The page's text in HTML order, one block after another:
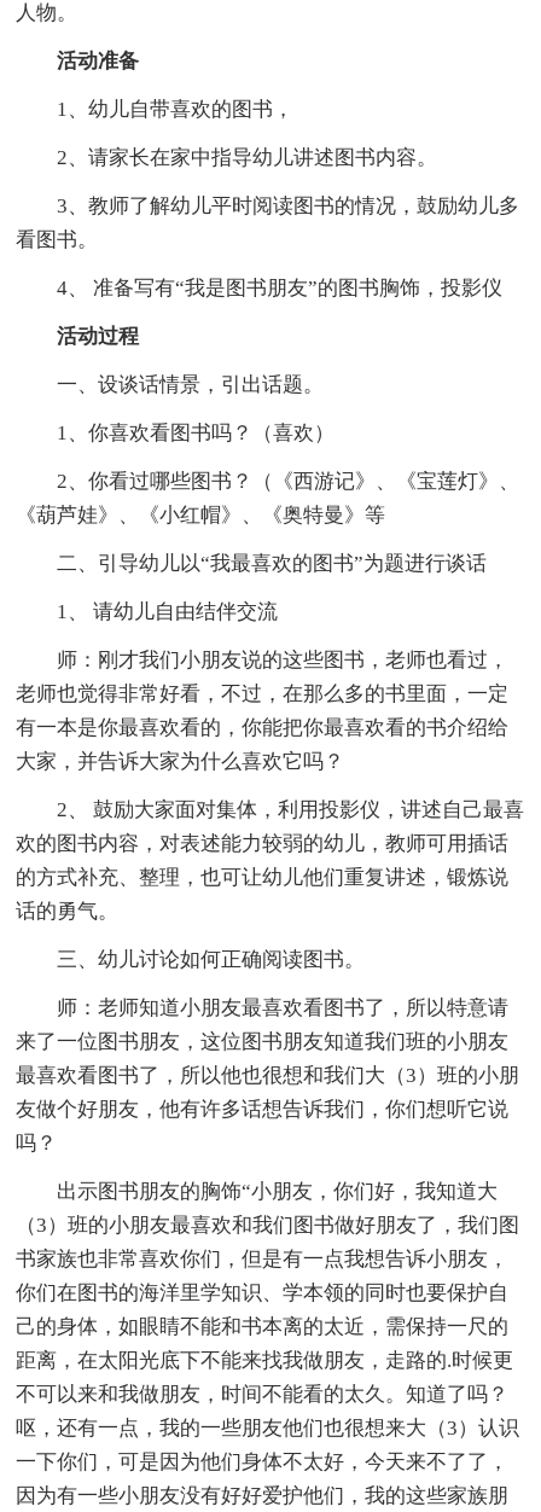
人物。
活动准备
1、幼儿自带喜欢的图书，
2、请家长在家中指导幼儿讲述图书内容。
3、教师了解幼儿平时阅读图书的情况，鼓励幼儿多
看图书。
4、 准备写有“我是图书朋友”的图书胸饰，投影仪
活动过程
一、设谈话情景，引出话题。
1、你喜欢看图书吗？（喜欢）
2、你看过哪些图书？（《西游记》、《宝莲灯》、
《葫芦娃》、《小红帽》、《奥特曼》等
二、引导幼儿以“我最喜欢的图书”为题进行谈话
1、 请幼儿自由结伴交流
师：刚才我们小朋友说的这些图书，老师也看过，
老师也觉得非常好看，不过，在那么多的书里面，一定
有一本是你最喜欢看的，你能把你最喜欢看的书介绍给
大家，并告诉大家为什么喜欢它吗？
2、 鼓励大家面对集体，利用投影仪，讲述自己最喜
欢的图书内容，对表述能力较弱的幼儿，教师可用插话
的方式补充、整理，也可让幼儿他们重复讲述，锻炼说
话的勇气。
三、幼儿讨论如何正确阅读图书。
师：老师知道小朋友最喜欢看图书了，所以特意请
来了一位图书朋友，这位图书朋友知道我们班的小朋友
最喜欢看图书了，所以他也很想和我们大（3）班的小朋
友做个好朋友，他有许多话想告诉我们，你们想听它说
吗？
出示图书朋友的胸饰“小朋友，你们好，我知道大
（3）班的小朋友最喜欢和我们图书做好朋友了，我们图
书家族也非常喜欢你们，但是有一点我想告诉小朋友，
你们在图书的海洋里学知识、学本领的同时也要保护自
己的身体，如眼睛不能和书本离的太近，需保持一尺的
距离，在太阳光底下不能来找我做朋友，走路的.时候更
不可以来和我做朋友，时间不能看的太久。知道了吗？
呕，还有一点，我的一些朋友他们也很想来大（3）认识
一下你们，可是因为他们身体不太好，今天来不了了，
因为有一些小朋友没有好好爱护他们，我的这些家族朋